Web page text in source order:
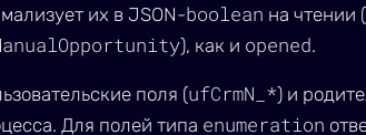
их в JSON-boolean на чтении
), как и opened.
поля (ufCrmN_*) и
Для полей типа enumeration